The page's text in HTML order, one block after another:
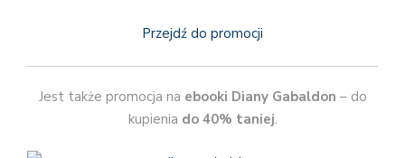
Przejdź do promocji
Jest także promocja na ebooki Diany Gabaldon – do
kupienia do 40% taniej.